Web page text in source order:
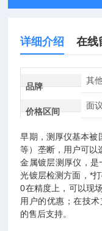
详细介绍 在线
品牌
其
价格区间
面议
早期，测厚仪基本被
等）垄断，用户可以
金属镀层测厚仪，
光镀层检测方面，*
0在精度上，可以现
用户的优惠；在技术
的售后支持。